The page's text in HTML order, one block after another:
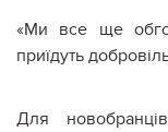
«Ми все ще
приїдуть
Для